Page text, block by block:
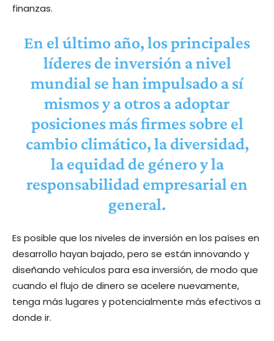
finanzas.
En el último año, los principales
líderes de inversión a nivel
mundial se han impulsado a sí
mismos y a otros a adoptar
posiciones más firmes sobre el
cambio climático, la diversidad,
la equidad de género y la
responsabilidad empresarial en
general.
Es posible que los niveles de inversión en los países en
desarrollo hayan bajado, pero se están innovando y
diseñando vehículos para esa inversión, de modo que
cuando el flujo de dinero se acelere nuevamente,
tenga más lugares y potencialmente más efectivos a
donde ir.